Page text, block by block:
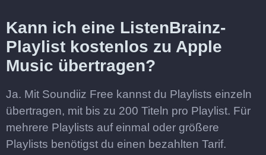
Kann ich eine ListenBrainz-
Playlist kostenlos zu Apple
Music übertragen?
Ja. Mit Soundiiz Free kannst du Playlists einzeln
übertragen, mit bis zu 200 Titeln pro Playlist. Für
mehrere Playlists auf einmal oder größere
Playlists benötigst du einen bezahlten Tarif.